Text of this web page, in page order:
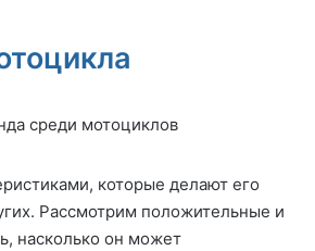
которые делают его
Рассмотрим положительные и
насколько он может